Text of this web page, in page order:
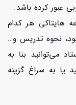
عبور کرده باشد.
هایتاکی هر کدام
نحوه تدریس و…
می‌توانید بنا به
یا به سراغ گزینه